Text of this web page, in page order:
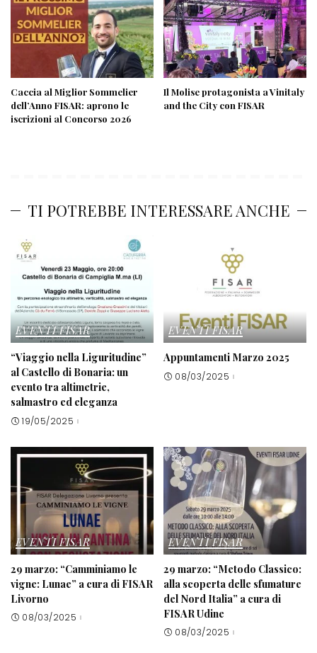
Caccia al Miglior Sommelier
dell’Anno FISAR: aprono le
iscrizioni al Concorso 2026
Il Molise protagonista a Vinitaly
and the City con FISAR
TI POTREBBE INTERESSARE ANCHE
EVENTI FISAR
“Viaggio nella Liguritudine”
al Castello di Bonaria: un
evento tra altimetrie,
salmastro ed eleganza
19/05/2025
EVENTI FISAR
Appuntamenti Marzo 2025
08/03/2025
EVENTI FISAR
29 marzo: “Camminiamo le
vigne: Lunae” a cura di FISAR
Livorno
08/03/2025
EVENTI FISAR
29 marzo: “Metodo Classico:
alla scoperta delle sfumature
del Nord Italia” a cura di
FISAR Udine
08/03/2025